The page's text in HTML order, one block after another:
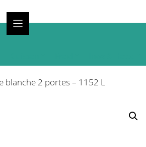
blanche 2 portes – 1152 L